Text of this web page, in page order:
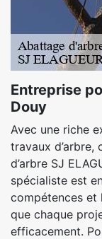
Entreprise
Douy
Avec une riche
travaux d’arbre,
d’arbre SJ
spécialiste est
compétences et
que chaque
efficacement.